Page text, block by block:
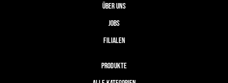
ÜBER UNS
JOBS
FILIALEN
PRODUKTE